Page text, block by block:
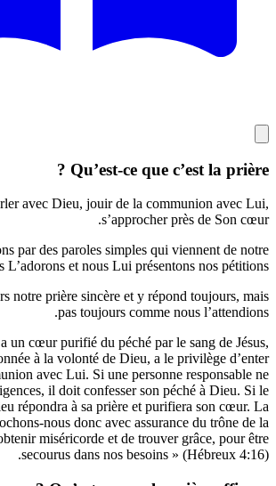
Qu’est-ce que c’est
c’est parler avec Dieu, jouir de la communion
s’approcher près de
Lui parlons par des paroles simples qui
Nous L’adorons et nous Lui présentons nos
toujours notre prière sincère et y répond
pas toujours comme nous
qui a un cœur purifié du péché par le sang
abandonnée à la volonté de Dieu, a le
communion avec Lui. Si une personne
à ces exigences, il doit confesser son péché à
réel, Dieu répondra à sa prière et purifiera
: « Approchons-nous donc avec assurance du
afin d’obtenir miséricorde et de trouver grâce,
secourus dans nos besoins »